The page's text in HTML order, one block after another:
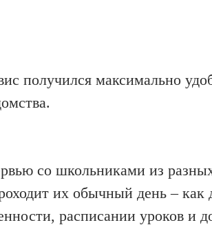
получился максимально
.
со школьниками из
их обычный день– как
расписании уроков и